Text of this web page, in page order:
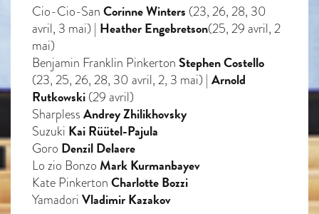
Cio-Cio-San Corinne Winters (23, 26, 28, 30
avril, 3 mai) | Heather Engebretson(25, 29 avril, 2
mai)
Benjamin Franklin Pinkerton Stephen Costello
(23, 25, 26, 28, 30 avril, 2, 3 mai) | Arnold
Rutkowski (29 avril)
Sharpless Andrey Zhilikhovsky
Suzuki Kai Rüütel-Pajula
Goro Denzil Delaere
Lo zio Bonzo Mark Kurmanbayev
Kate Pinkerton Charlotte Bozzi
Yamadori Vladimir Kazakov